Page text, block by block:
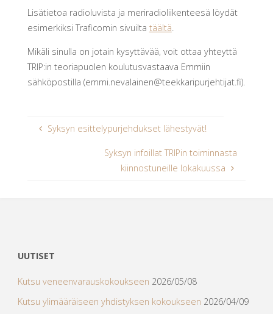
Lisätietoa radioluvista ja meriradioliikenteesä löydät
esimerkiksi Traficomin sivuilta täältä
Mikäli sinulla on jotain kysyttävää, voit ottaa yhteyttä
TRIP:in teoriapuolen koulutusvastaava Emmiin
sähköpostilla (emmi.nevalainen@teekkaripurjehtijat.fi).
Syksyn esittelypurjehdukset lähestyvät!
Syksyn infoillat TRIPin toiminnasta
kiinnostuneille lokakuussa
UUTISET
Kutsu veneenvarauskokoukseen 2026/05/08
Kutsu ylimääräiseen yhdistyksen kokoukseen 2026/04/09